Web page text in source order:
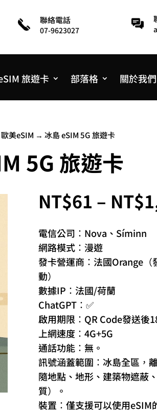
聯絡電話
07-9623027
旅遊卡 部落格 關於我們
歐美eSIM → 冰島 eSIM 5G 旅遊卡
5G 旅遊卡
NT$61 – NT$
電信公司：Nova、Síminn
網路模式：漫遊
發卡營運商：法國Orange（
動）
數據IP：法國/荷蘭
ChatGPT：✅
啟用期限：QR Code發送後
上網速度：4G+5G
通話功能：無。
訊號涵蓋範圍：冰島全區，
隨地點、地形、建築物遮蔽
質）。
裝置：僅支援可以使用eSIM